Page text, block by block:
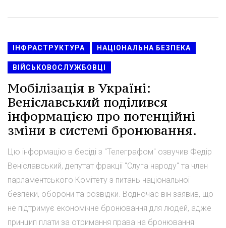
ІНФРАСТРУКТУРА НАЦІОНАЛЬНА БЕЗПЕКА
ВІЙСЬКОВОСЛУЖБОВЦІ
Мобілізація в Україні:
Веніславський поділився
інформацією про потенційні
зміни в системі бронювання.
Цю інформацію в бесіді з "Телеграфом" озвучив Федір
Веніславський, депутат фракції "Слуга народу" та член
парламентського Комітету з питань національної
безпеки, оборони та розвідки. Водночас він заявив, що
не підтримує економічне бронювання для людей, адже
принцип плати за отримання права на бронювання